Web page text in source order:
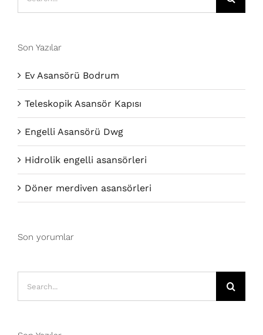
Son Yazılar
Ev Asansörü Bodrum
Teleskopik Asansör Kapısı
Engelli Asansörü Dwg
Hidrolik engelli asansörleri
Döner merdiven asansörleri
Son yorumlar